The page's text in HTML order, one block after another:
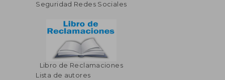
Seguridad Redes Sociales
Libro de Reclamaciones
Lista de autores